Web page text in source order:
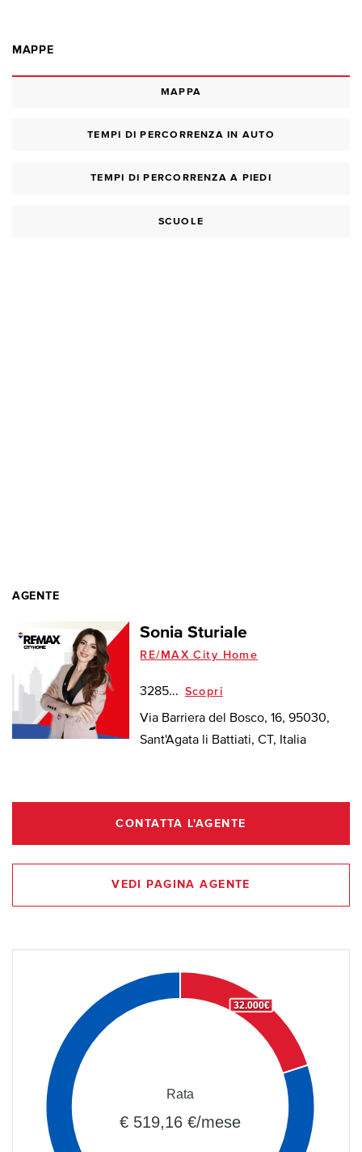
MAPPE
MAPPA
TEMPI DI PERCORRENZA IN AUTO
TEMPI DI PERCORRENZA A PIEDI
SCUOLE
AGENTE
Sonia Sturiale
RE/MAX City Home
3285... Scopri
Via Barriera del Bosco, 16, 95030,
Sant'Agata li Battiati, CT, Italia
CONTATTA L'AGENTE
VEDI PAGINA AGENTE
32.000€
Rata
€ 519,16 €/mese